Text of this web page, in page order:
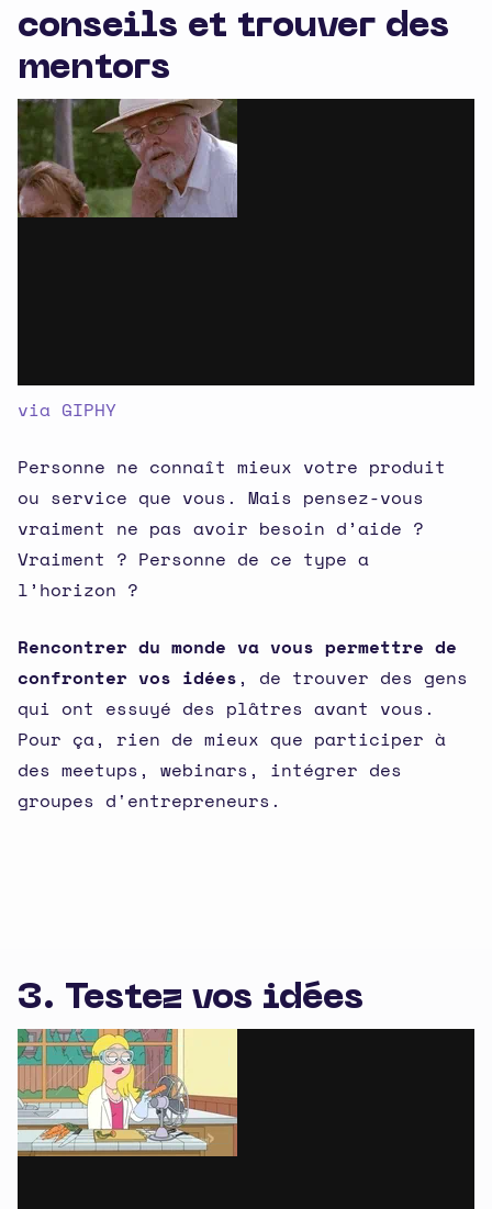
conseils et trouver des
mentors
via GIPHY
Personne ne connaît mieux votre produit
ou service que vous. Mais pensez-vous
vraiment ne pas avoir besoin d’aide ?
Vraiment ? Personne de ce type a
l’horizon ?
Rencontrer du monde va vous permettre de
confronter vos idées, de trouver des gens
qui ont essuyé des plâtres avant vous.
Pour ça, rien de mieux que participer à
des meetups, webinars, intégrer des
groupes d'entrepreneurs.
3. Testez vos idées